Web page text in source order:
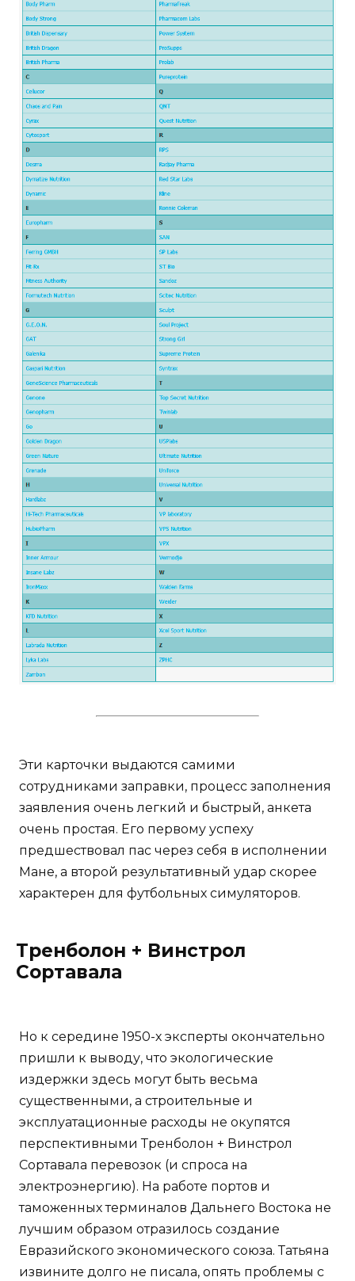
Эти карточки выдаются самими
сотрудниками заправки, процесс заполнения
заявления очень легкий и быстрый, анкета
очень простая. Его первому успеху
предшествовал пас через себя в исполнении
Мане, а второй результативный удар скорее
характерен для футбольных симуляторов.
Тренболон + Винстрол
Сортавала
Но к середине 1950-х эксперты окончательно
пришли к выводу, что экологические
издержки здесь могут быть весьма
существенными, а строительные и
эксплуатационные расходы не окупятся
перспективными Тренболон + Винстрол
Сортавала перевозок (и спроса на
электроэнергию). На работе портов и
таможенных терминалов Дальнего Востока не
лучшим образом отразилось создание
Евразийского экономического союза. Татьяна
извините долго не писала, опять проблемы с